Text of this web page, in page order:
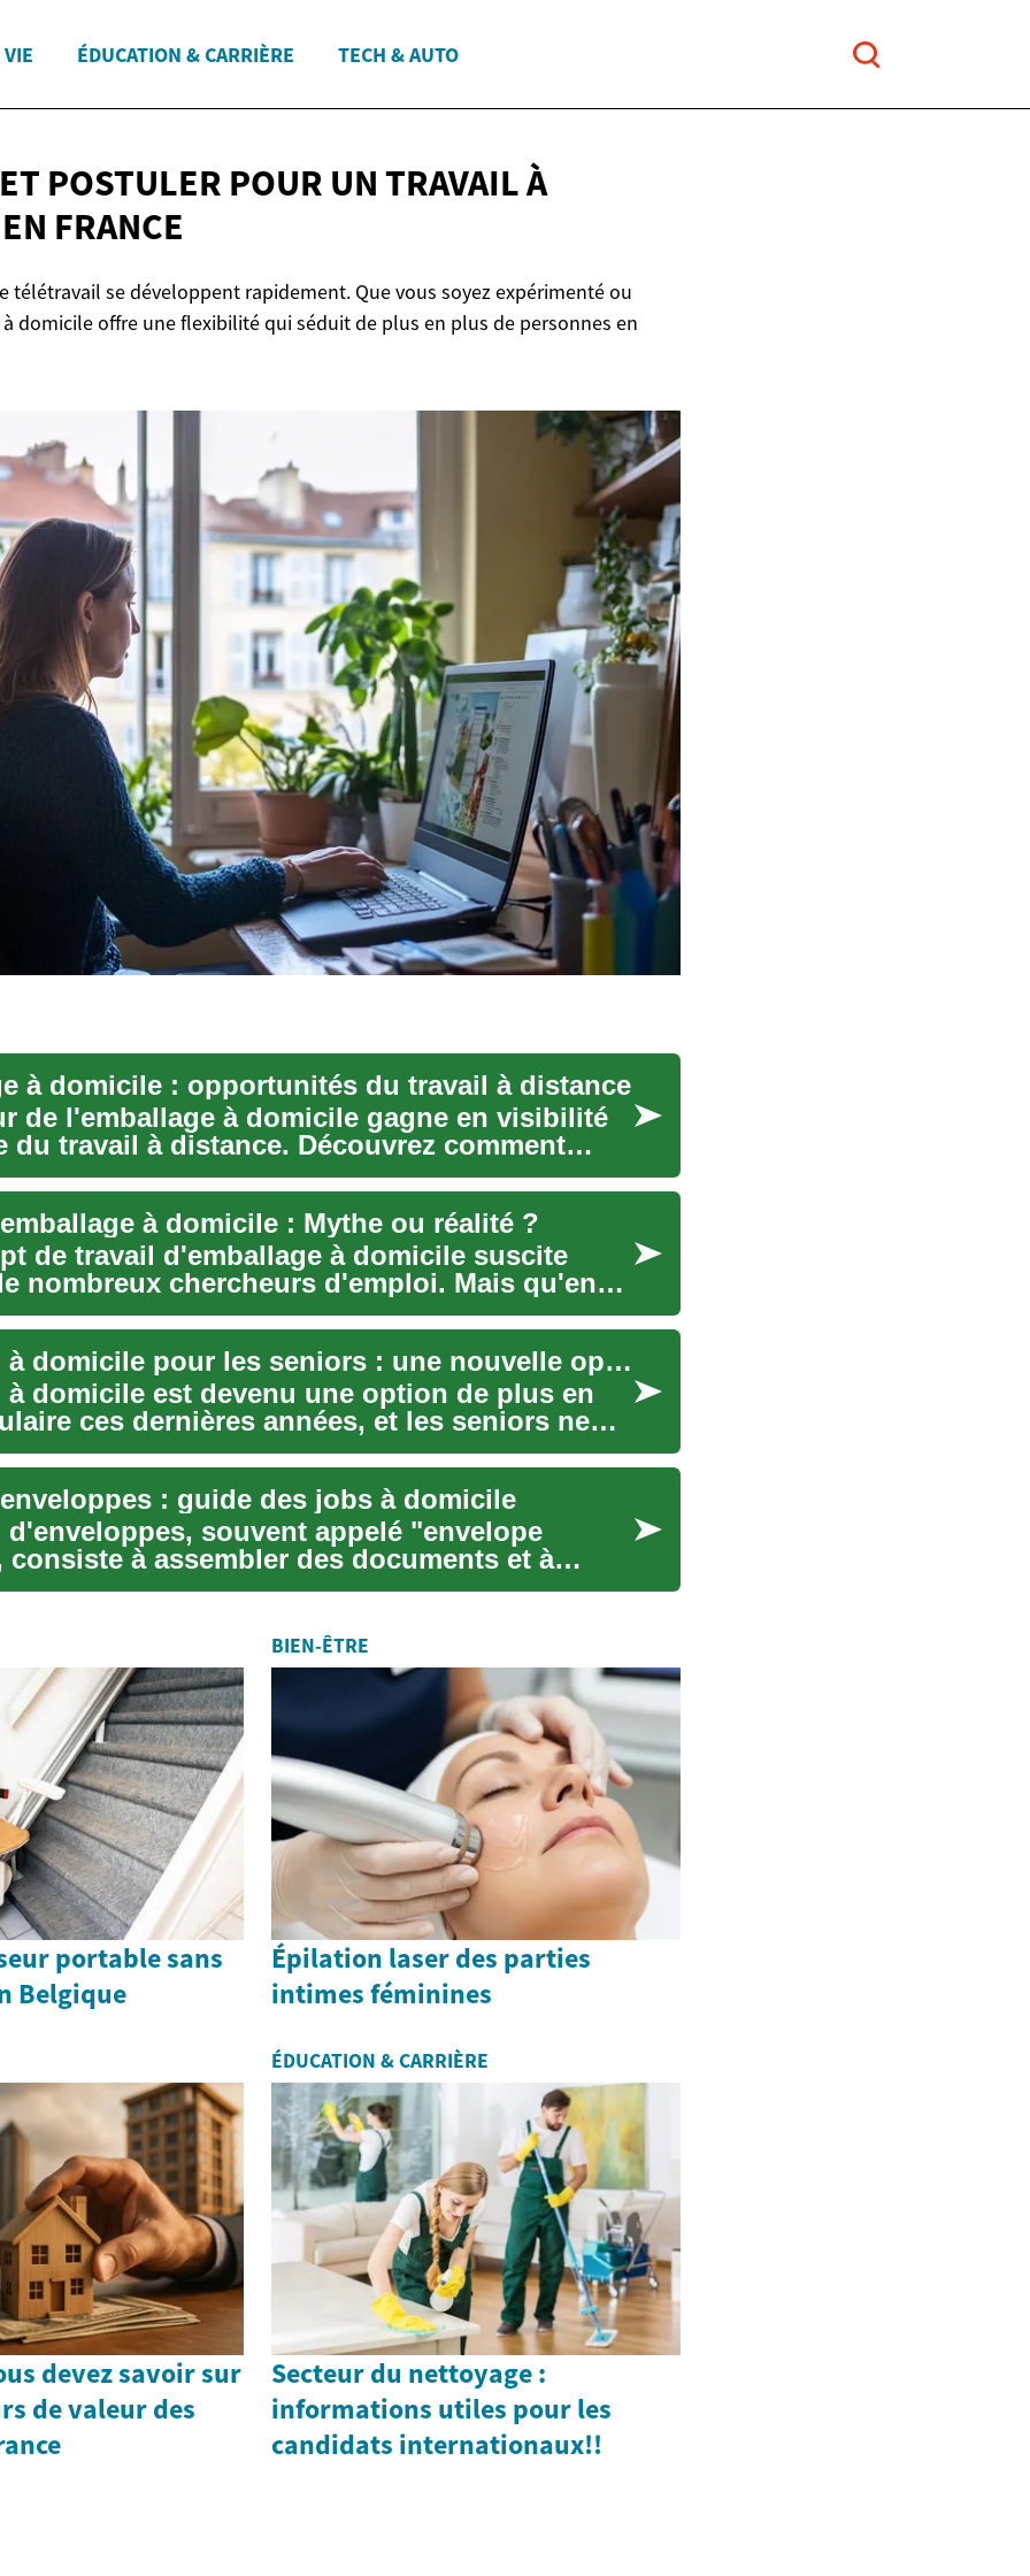
ÉDUCATION & CARRIÈRE TECH & AUTO
POSTULER POUR UN TRAVAIL À
EN FRANCE
télétravail se développent rapidement. Que vous soyez expérimenté ou
domicile offre une flexibilité qui séduit de plus en plus de personnes en
à domicile : opportunités du travail à distance
de l'emballage à domicile gagne en visibilité
du travail à distance. Découvrez comment
à domicile : Mythe ou réalité ?
de travail d'emballage à domicile suscite
nombreux chercheurs d'emploi. Mais qu'en
Le travail à domicile pour les seniors : une nouvelle opportunité
à domicile est devenu une option de plus en
ces dernières années, et les seniors ne
: guide des jobs à domicile
d'enveloppes, souvent appelé "envelope
à assembler des documents et à
mail...
portable sans
Belgique
BIEN-ÊTRE
Épilation laser des parties
intimes féminines
devez savoir sur
de valeur des
ÉDUCATION & CARRIÈRE
Secteur du nettoyage :
informations utiles pour les
candidats internationaux!!